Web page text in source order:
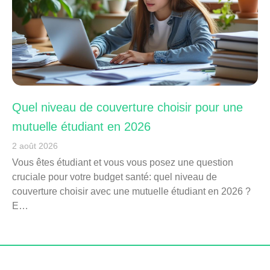
Quel niveau de couverture choisir pour une
mutuelle étudiant en 2026
2 août 2026
Vous êtes étudiant et vous vous posez une question
cruciale pour votre budget santé: quel niveau de
couverture choisir avec une mutuelle étudiant en 2026 ?
E…